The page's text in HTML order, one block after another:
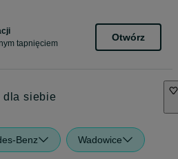
tapnięciem
Otwórz
dla siebie
Benz Wadowice